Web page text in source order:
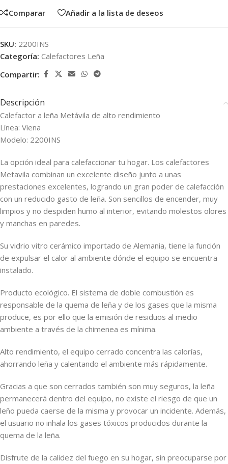
Comparar
Añadir a la lista de deseos
SKU: 2200INS
Categoría: Calefactores Leña
Compartir:
Descripción
Calefactor a leña Metávila de alto rendimiento
Línea: Viena
Modelo: 2200INS
La opción ideal para calefaccionar tu hogar. Los calefactores
Metavila combinan un excelente diseño junto a unas
prestaciones excelentes, logrando un gran poder de calefacción
con un reducido gasto de leña. Son sencillos de encender, muy
limpios y no despiden humo al interior, evitando molestos olores
y manchas en paredes.
Su vidrio vitro cerámico importado de Alemania, tiene la función
de expulsar el calor al ambiente dónde el equipo se encuentra
instalado.
Producto ecológico. El sistema de doble combustión es
responsable de la quema de leña y de los gases que la misma
produce, es por ello que la emisión de residuos al medio
ambiente a través de la chimenea es mínima.
Alto rendimiento, el equipo cerrado concentra las calorías,
ahorrando leña y calentando el ambiente más rápidamente.
Gracias a que son cerrados también son muy seguros, la leña
permanecerá dentro del equipo, no existe el riesgo de que un
leño pueda caerse de la misma y provocar un incidente. Además,
el usuario no inhala los gases tóxicos producidos durante la
quema de la leña.
Disfrute de la calidez del fuego en su hogar, sin preocuparse por